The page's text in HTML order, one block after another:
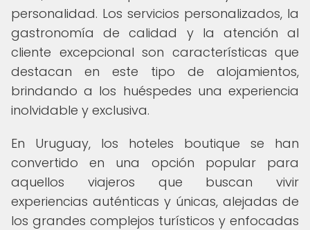
personalidad. Los servicios personalizados, la
gastronomía de calidad y la atención al
cliente excepcional son características que
destacan en este tipo de alojamientos,
brindando a los huéspedes una experiencia
inolvidable y exclusiva.
En Uruguay, los hoteles boutique se han
convertido en una opción popular para
aquellos viajeros que buscan vivir
experiencias auténticas y únicas, alejadas de
los grandes complejos turísticos y enfocadas